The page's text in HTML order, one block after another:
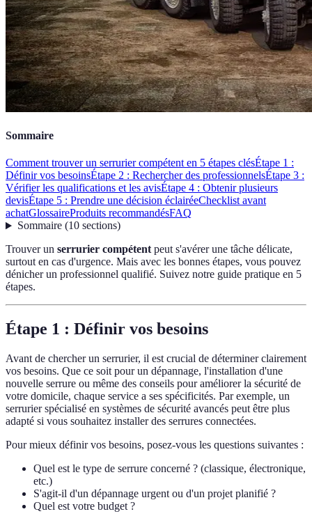
Sommaire
Comment trouver un serrurier compétent en 5 étapes clésÉtape 1 :
Définir vos besoinsÉtape 2 : Rechercher des professionnelsÉtape 3 :
Vérifier les qualifications et les avisÉtape 4 : Obtenir plusieurs
devisÉtape 5 : Prendre une décision éclairéeChecklist avant
achatGlossaireProduits recommandésFAQ
Sommaire(10 sections)
Trouver un serrurier compétentpeut s'avérer une tâche délicate,
surtout en cas d'urgence. Mais avec les bonnes étapes, vous pouvez
dénicher un professionnel qualifié. Suivez notre guide pratique en 5
étapes.
Étape 1 : Définir vos besoins
Avant de chercher un serrurier, il est crucial de déterminer clairement
vos besoins. Que ce soit pour un dépannage, l'installation d'une
nouvelle serrure ou même des conseils pour améliorer la sécurité de
votre domicile, chaque service a ses spécificités. Par exemple, un
serrurier spécialisé en systèmes de sécurité avancés peut être plus
adapté si vous souhaitez installer des serrures connectées.
Pour mieux définir vos besoins, posez-vous les questions suivantes :
Quel est le type de serrure concerné ? (classique, électronique,
etc.)
S'agit-il d'un dépannage urgent ou d'un projet planifié ?
Quel est votre budget ?